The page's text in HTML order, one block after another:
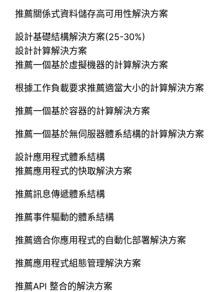
推薦關係式資料儲存高可用性解決方案
設計基礎結構解決方案(25-30%)
設計計算解決方案
推薦一個基於虛擬機器的計算解決方案
根據工作負載要求推薦適當大小的計算解決方案
推薦一個基於容器的計算解決方案
推薦一個基於無伺服器體系結構的計算解決方案
設計應用程式體系結構
推薦應用程式的快取解決方案
推薦訊息傳遞體系結構
推薦事件驅動的體系結構
推薦適合你應用程式的自動化部署解決方案
推薦應用程式組態管理解決方案
推薦API 整合的解決方案